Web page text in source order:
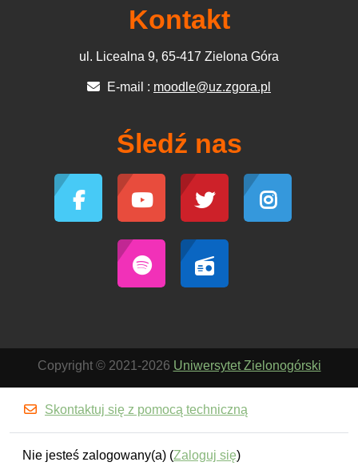
Kontakt
ul. Licealna 9, 65-417 Zielona Góra
E-mail : moodle@uz.zgora.pl
Śledź nas
Copyright © 2021-2026 Uniwersytet Zielonogórski
Skontaktuj się z pomocą techniczną
Nie jesteś zalogowany(a) (Zaloguj się)